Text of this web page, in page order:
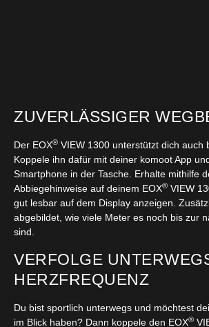
ZUVERLÄSSIGER
Der EOX® VIEW 1300 unterstützt dich auch
Koppele ihn dafür mit deiner komoot App
Smartphone in der Tasche. Erhalte mithilfe
Abbiegehinweise auf deinem EOX® VIEW
gut lesbar auf dem Display anzeigen.
abgebildet, wie viele Meter es noch bis zur
sind.
VERFOLGE
HERZFREQUENZ
Du bist sportlich unterwegs und möchtest
im Blick haben? Dann koppele den EOX®